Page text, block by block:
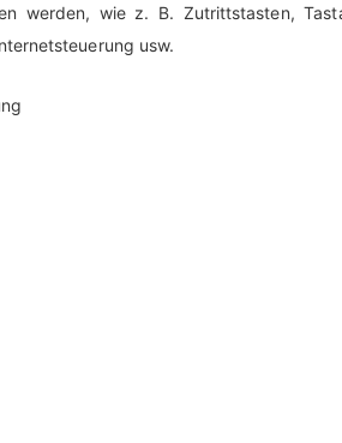
werden, wie z. B. Zutrittstasten,
usw.